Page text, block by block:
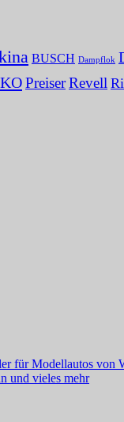
BUSCH Dampflok
PreiserRevell
für Modellautos von
und vieles mehr